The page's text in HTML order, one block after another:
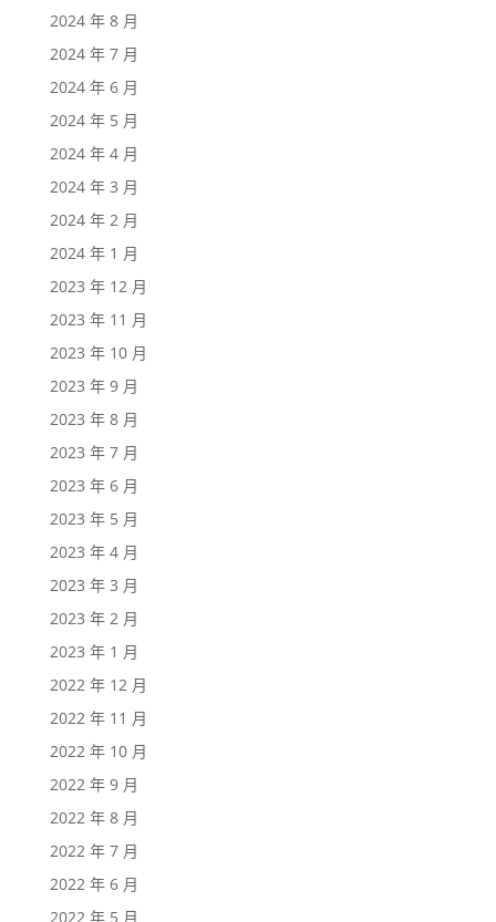
2024 年 8 月
2024 年 7 月
2024 年 6 月
2024 年 5 月
2024 年 4 月
2024 年 3 月
2024 年 2 月
2024 年 1 月
2023 年 12 月
2023 年 11 月
2023 年 10 月
2023 年 9 月
2023 年 8 月
2023 年 7 月
2023 年 6 月
2023 年 5 月
2023 年 4 月
2023 年 3 月
2023 年 2 月
2023 年 1 月
2022 年 12 月
2022 年 11 月
2022 年 10 月
2022 年 9 月
2022 年 8 月
2022 年 7 月
2022 年 6 月
2022 年 5 月